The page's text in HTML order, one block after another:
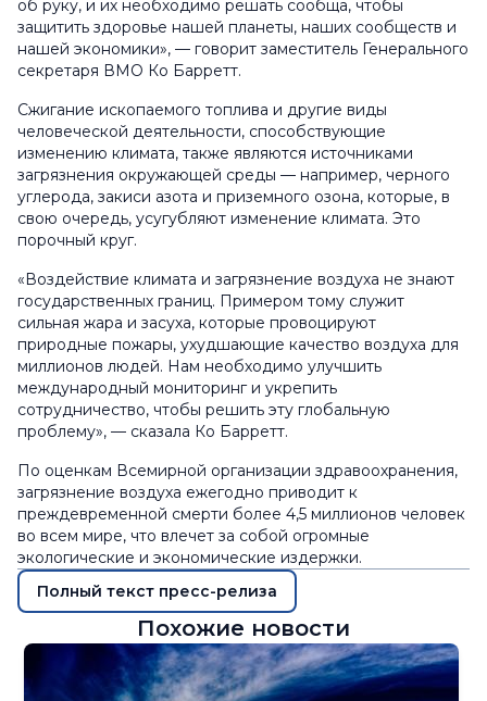
об руку, и их необходимо решать сообща, чтобы
защитить здоровье нашей планеты, наших сообществ и
нашей экономики», — говорит заместитель Генерального
секретаря ВМО Ко Барретт.
Сжигание ископаемого топлива и другие виды
человеческой деятельности, способствующие
изменению климата, также являются источниками
загрязнения окружающей среды — например, черного
углерода, закиси азота и приземного озона, которые, в
свою очередь, усугубляют изменение климата. Это
порочный круг.
«Воздействие климата и загрязнение воздуха не знают
государственных границ. Примером тому служит
сильная жара и засуха, которые провоцируют
природные пожары, ухудшающие качество воздуха для
миллионов людей. Нам необходимо улучшить
международный мониторинг и укрепить
сотрудничество, чтобы решить эту глобальную
проблему», — сказала Ко Барретт.
По оценкам Всемирной организации здравоохранения,
загрязнение воздуха ежегодно приводит к
преждевременной смерти более 4,5 миллионов человек
во всем мире, что влечет за собой огромные
экологические и экономические издержки.
Полный текст пресс-релиза
Похожие новости